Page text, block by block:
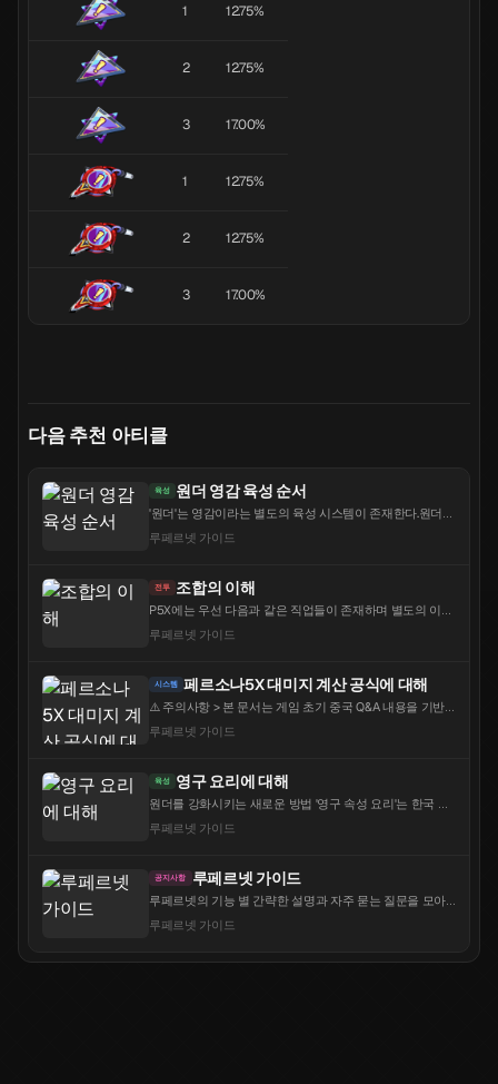
1 12.75%
2 12.75%
3 17.00%
1 12.75%
2 12.75%
3 17.00%
다음 추천 아티클
육성 원더 영감 육성 순서
'원더'는 영감이라는 별도의 육성 시스템이 존재한다.원더가
기 때문에 원더는 대부분 서포터로 활용하지만 초기에는 제
가 많아 고민이 깊어지곤한다.다음 예시에 따...
루페르넷 가이드
전투 조합의 이해
P5X에는 우선 다음과 같은 직업들이 존재하며 별도의 이름
이 구성되는지를 가볍게 예시와 함께 안내해보고자 한
면서도 각각의 특징을 지닌다. 역할군아이콘직...
루페르넷 가이드
시스템 페르소나5X 대미지 계산 공식에 대해
⚠️ 주의사항 > 본 문서는 게임 초기 중국 Q&A 내용을 기반
하는 데 참고하시되, 정확한 수치는 실제 게임과 차이가 발
것은 권장하지 않습니다. 대부분의 ...
루페르넷 가이드
육성 영구 요리에 대해
원더를 강화시키는 새로운 방법 '영구 속성 요리'는 한국 버
간 한정된 핵심 재료를 통해 요리를 만들 수 있으며, 원더의
시 공격력이 120포인트 영...
루페르넷 가이드
공지사항 루페르넷 가이드
루페르넷의 기능 별 간략한 설명과 자주 묻는 질문을 모아
준으로 설명되며, 대부분 모바일을 지원합니다.
루페르넷 가이드